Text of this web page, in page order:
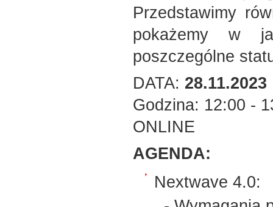
Przedstawimy
pokażemy w
poszczególne
DATA: 28.11.2023
Godzina: 12:00 -
ONLINE
AGENDA:
Nextwave 4.0: